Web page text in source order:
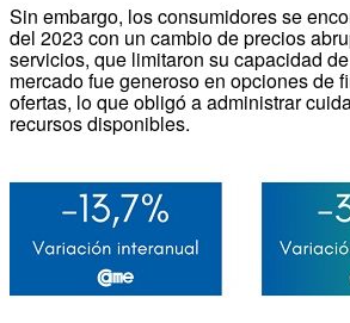
Sin embargo, los consumidores se
del 2023 con un cambio de precios
servicios, que limitaron su capacidad
mercado fue generoso en opciones de
ofertas, lo que obligó a administrar
recursos disponibles.